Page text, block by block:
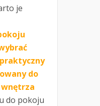
je
do
do pokoju